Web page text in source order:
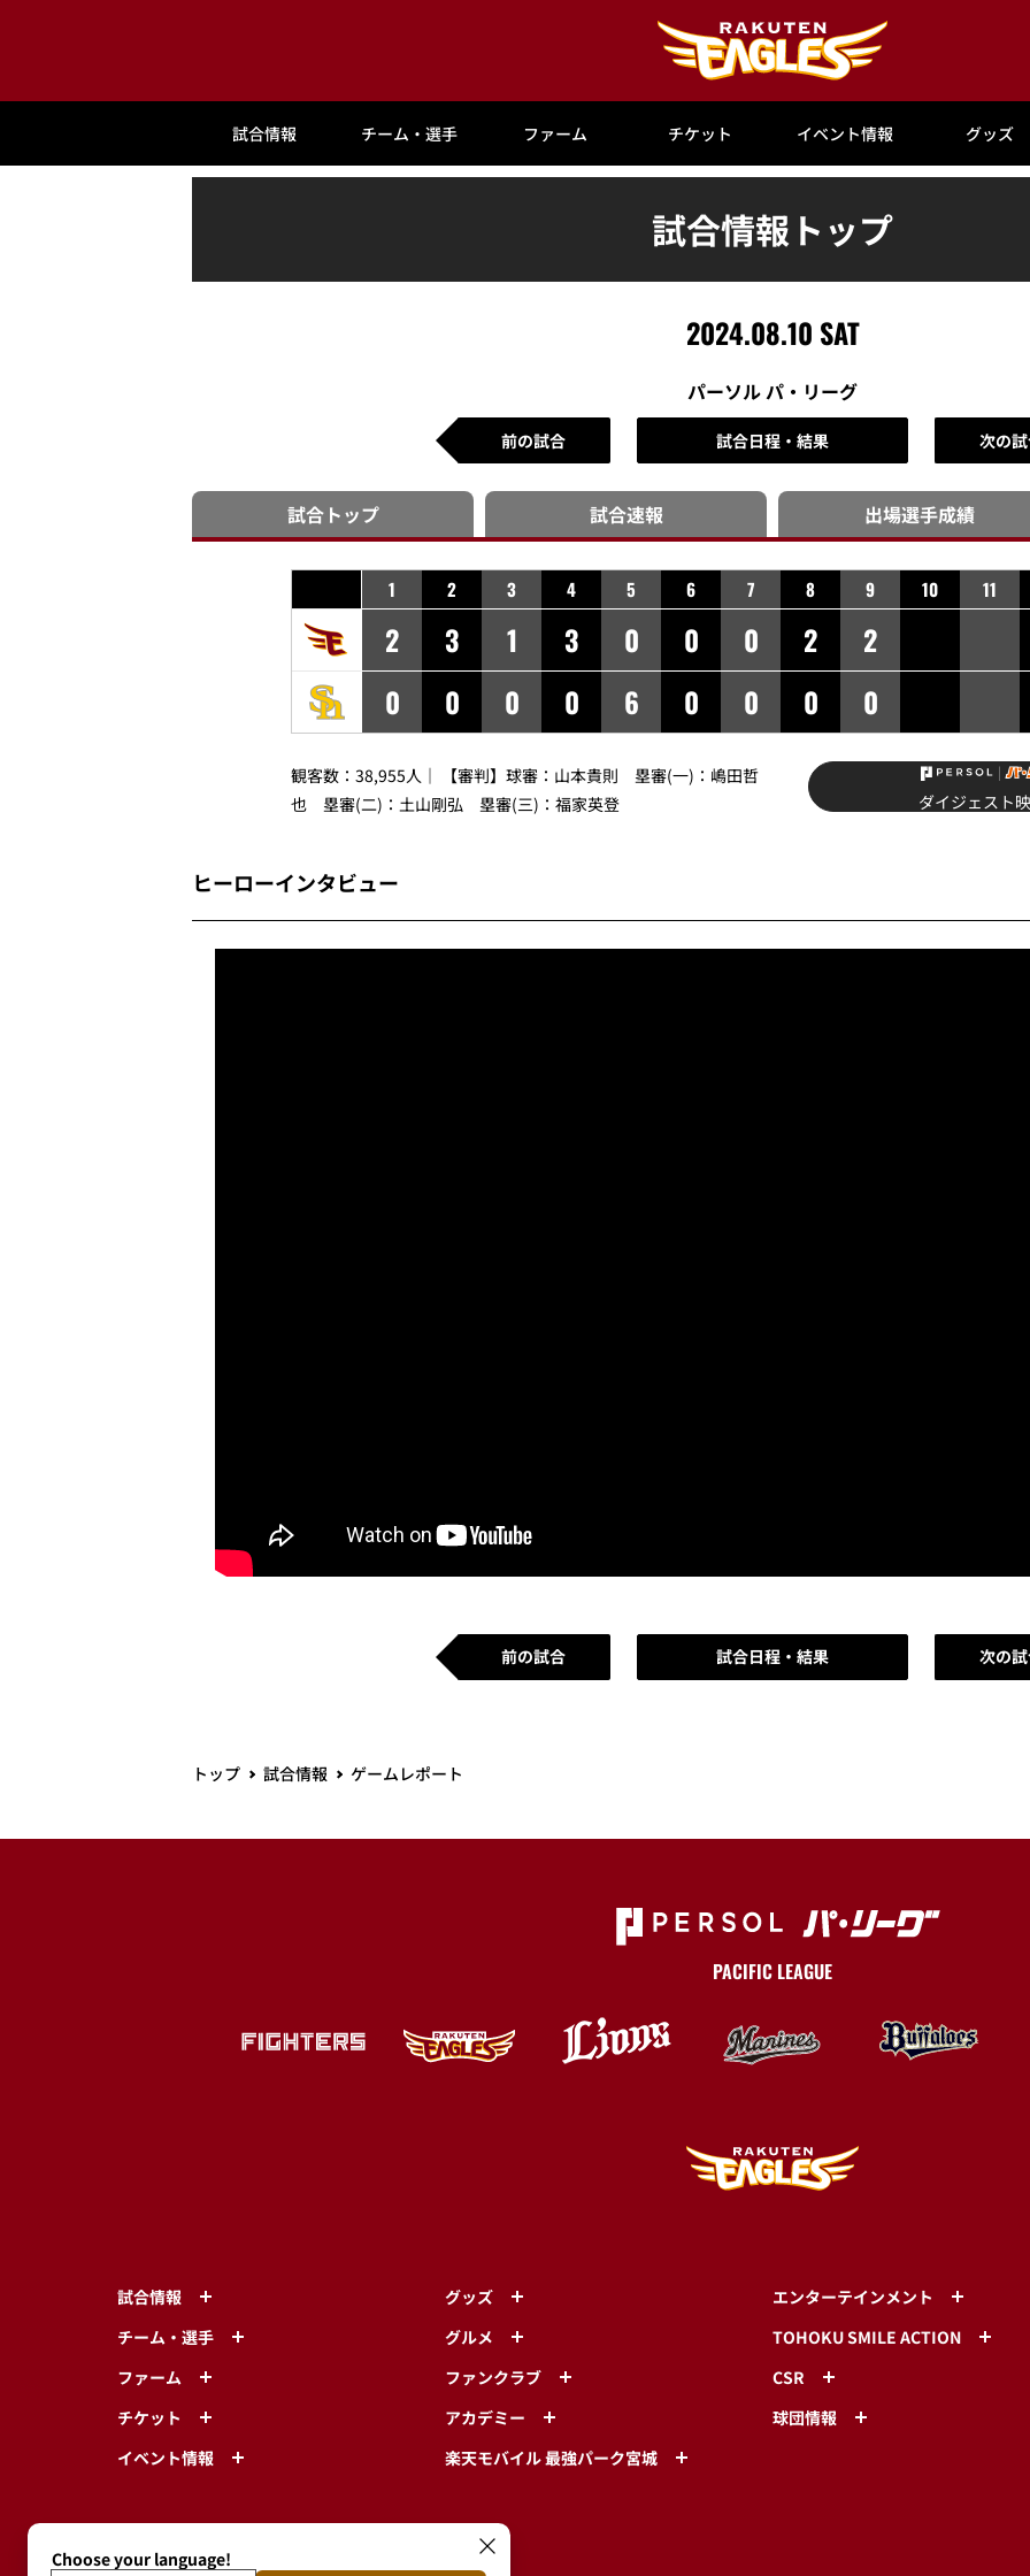
試合情報 チーム・選手 ファーム チケット イベント情報 グッズ
試合情報トップ
2024.08.10 SAT
パーソル パ・リーグ
前の試合 試合日程・結果 次の
試合トップ 試合速報 出場選手成績
1 2 3 4 5 6 7 8 9 10 11
2 3 1 3 0 0 0 2
2
0
0 0 0 6 0 0 0 0
観客数：38,955人｜ 【審判】球審：山本貴則 塁審(一)：嶋田哲
也 塁審(二)：土山剛弘 塁審(三)：福家英登
ダイジェスト
ヒーローインタビュー
前の試合 試合日程・結果 次の
トップ 試合情報 ゲームレポート
PACIFIC LEAGUE
試合情報
チーム・選手
ファーム
チケット
イベント情報
グッズ
グルメ
ファンクラブ
アカデミー
楽天モバイル 最強パーク宮城
エンターテインメント
TOHOKU SMILE ACTION
CSR
球団情報